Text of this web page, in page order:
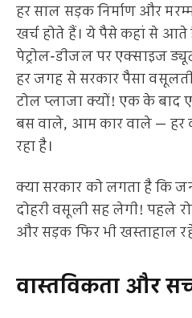
हर साल सड़क निर्माण और
खर्च होते हैं। ये पैसे कहां से
पेट्रोल-डीजल पर एक्साइज
हर जगह से सरकार पैसा
टोल प्लाजा क्यों! एक के बाद
बस वाले, आम कार वाले — हर
रहा है।
क्या सरकार को लगता है कि
दोहरी वसूली सह लेगी! पहले
और सड़क फिर भी खस्ताहाल
वास्तविकता और